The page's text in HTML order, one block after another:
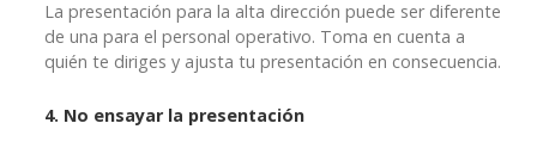
La presentación para la alta dirección puede ser diferente
de una para el personal operativo. Toma en cuenta a
quién te diriges y ajusta tu presentación en consecuencia.
4. No ensayar la presentación